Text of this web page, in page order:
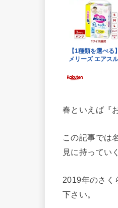
春といえば『
この記事では
見に持ってい
2019年のさく
下さい。